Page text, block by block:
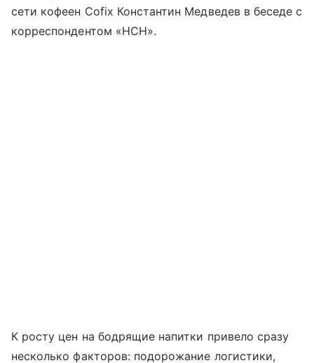
сети кофеен Cofix Константин Медведев в беседе с
корреспондентом «НСН».
К росту цен на бодрящие напитки привело сразу
несколько факторов: подорожание логистики,